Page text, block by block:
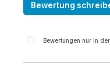
Bewertung
Bewertungen nur in